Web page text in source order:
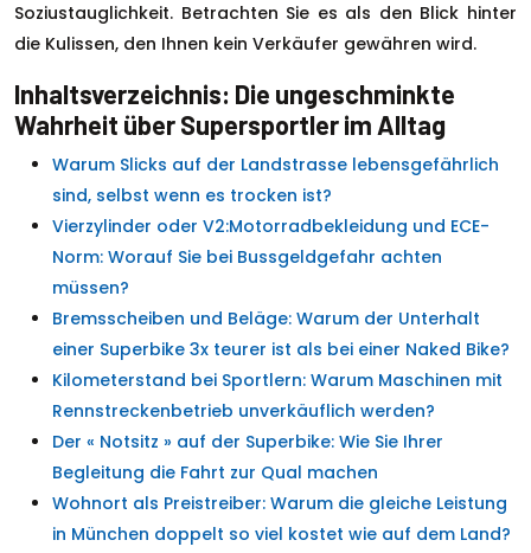
Soziustauglichkeit. Betrachten Sie es als den Blick hinter
die Kulissen, den Ihnen kein Verkäufer gewähren wird.
Inhaltsverzeichnis: Die ungeschminkte
Wahrheit über Supersportler im Alltag
Warum Slicks auf der Landstrasse lebensgefährlich
sind, selbst wenn es trocken ist?
Vierzylinder oder V2:Motorradbekleidung und ECE-
Norm: Worauf Sie bei Bussgeldgefahr achten
müssen?
Bremsscheiben und Beläge: Warum der Unterhalt
einer Superbike 3x teurer ist als bei einer Naked Bike?
Kilometerstand bei Sportlern: Warum Maschinen mit
Rennstreckenbetrieb unverkäuflich werden?
Der « Notsitz » auf der Superbike: Wie Sie Ihrer
Begleitung die Fahrt zur Qual machen
Wohnort als Preistreiber: Warum die gleiche Leistung
in München doppelt so viel kostet wie auf dem Land?